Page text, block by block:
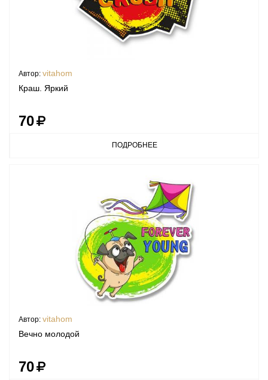
Автор: vitahom
Краш. Яркий
70
ПОДРОБНЕЕ
Автор: vitahom
Вечно молодой
70